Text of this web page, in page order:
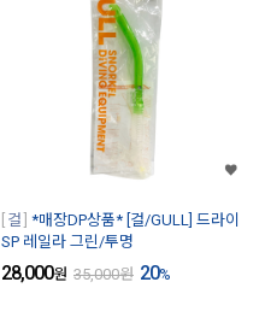
걸 *매장DP상품* [걸/GULL] 드라이
SP 레일라 그린/투명
28,000원 35,000원 20%